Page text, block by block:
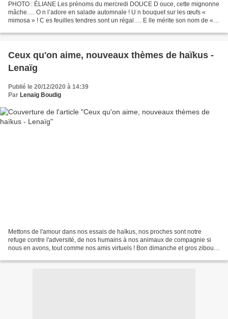
PHOTO : ÉLIANE Les prénoms du mercredi DOUCE D ouce, cette mignonne
mâche…. O n l’adore en salade automnale ! U n bouquet sur les œufs «
mimosa » ! C es feuilles tendres sont un régal…. E lle mérite son nom de «
Ceux qu'on aime, nouveaux thèmes de haïkus -
Lenaïg
Publié le 20/12/2020 à 14:39
Par Lenaïg Boudig
Mettons de l'amour dans nos essais de haïkus, nos proches sont notre
refuge contre l'adversité, de nos humains à nos animaux de compagnie si
nous en avons, tout comme nos amis virtuels ! Bon dimanche et gros zibous,